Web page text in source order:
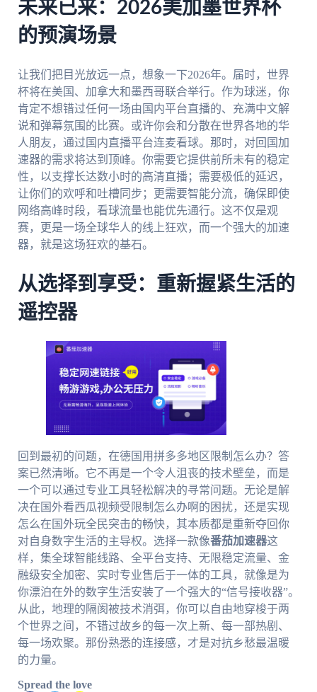
未来已来：2026美加墨世界杯
的预演场景
让我们把目光放远一点，想象一下2026年。届时，世界
杯将在美国、加拿大和墨西哥联合举行。作为球迷，你
肯定不想错过任何一场由国内平台直播的、充满中文解
说和弹幕氛围的比赛。或许你会和分散在世界各地的华
人朋友，通过国内直播平台连麦看球。那时，对回国加
速器的需求将达到顶峰。你需要它提供前所未有的稳定
性，以支撑长达数小时的高清直播；需要极低的延迟，
让你们的欢呼和吐槽同步；更需要智能分流，确保即使
网络高峰时段，看球流量也能优先通行。这不仅是观
赛，更是一场全球华人的线上狂欢，而一个强大的加速
器，就是这场狂欢的基石。
从选择到享受：重新握紧生活的
遥控器
回到最初的问题，在德国用拼多多地区限制怎么办？答
案已然清晰。它不再是一个令人沮丧的技术壁垒，而是
一个可以通过专业工具轻松解决的寻常问题。无论是解
决在国外看西瓜视频受限制怎么办啊的困扰，还是实现
怎么在国外玩全民突击的畅快，其本质都是重新夺回你
对自身数字生活的主导权。选择一款像番茄加速器这
样，集全球智能线路、全平台支持、无限稳定流量、金
融级安全加密、实时专业售后于一体的工具，就像是为
你漂泊在外的数字生活安装了一个强大的“信号接收器”。
从此，地理的隔阂被技术消弭，你可以自由地穿梭于两
个世界之间，不错过故乡的每一次上新、每一部热剧、
每一场欢聚。那份熟悉的连接感，才是对抗乡愁最温暖
的力量。
Spread the love